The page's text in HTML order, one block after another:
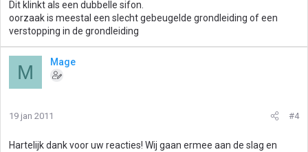
Dit klinkt als een dubbelle sifon.
oorzaak is meestal een slecht gebeugelde grondleiding of een
verstopping in de grondleiding
M Mage
19 jan 2011 #4
Hartelijk dank voor uw reacties! Wij gaan ermee aan de slag en